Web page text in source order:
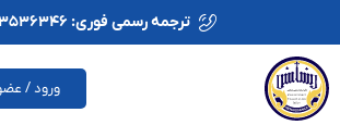
ترجمه رسمی فوری: 09013536346
ورود /